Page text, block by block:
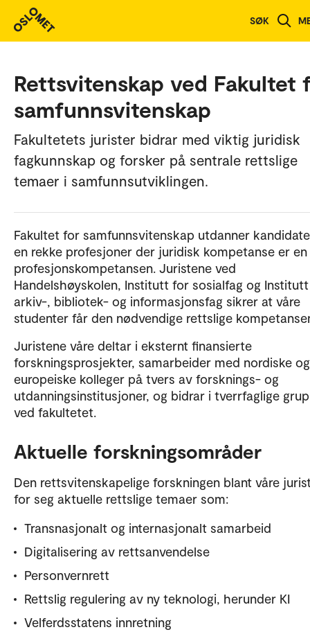
SØK
Rettsvitenskap ved Fakultet
samfunnsvitenskap
Fakultetets jurister bidrar med viktig juridisk
fagkunnskap og forsker på sentrale rettslige
temaer i samfunnsutviklingen.
Fakultet for samfunnsvitenskap utdanner
en rekke profesjoner der juridisk kompetanse er
profesjonskompetansen. Juristene ved
Handelshøyskolen, Institutt for sosialfag og
arkiv-, bibliotek- og informasjonsfag sikrer at våre
studenter får den nødvendige rettslige
Juristene våre deltar i eksternt finansierte
forskningsprosjekter, samarbeider med nordiske og
europeiske kolleger på tvers av forsknings- og
utdanningsinstitusjoner, og bidrar i tverrfaglige
ved fakultetet.
Aktuelle forskningsområder
Den rettsvitenskapelige forskningen blant våre
for seg aktuelle rettslige temaer som:
Transnasjonalt og internasjonalt samarbeid
Digitalisering av rettsanvendelse
Personvernrett
Rettslig regulering av ny teknologi, herunder KI
Velferdsstatens innretning